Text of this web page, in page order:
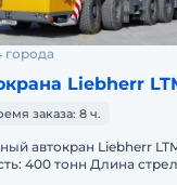
Liebherr
заказа: 8 ч.
автокран Liebherr
стрелы: 60+84 м В